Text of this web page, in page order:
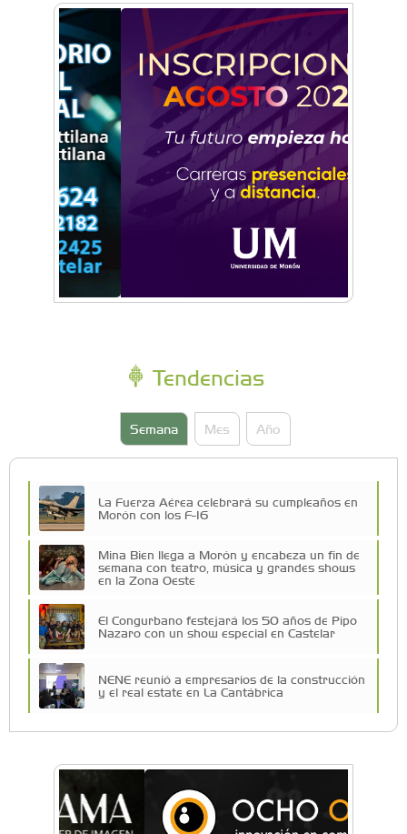
Empresas, emprendedores y cultura se
reunieron en Expo Morón Se Muestra
Empezá a estudiar en agosto: la Universidad
de Morón abrió las inscripciones para el
segundo cuatrimestre
Tendencias
Semana Mes Año
La Fuerza Aérea celebrará su cumpleaños en
Morón con los F-16
Mina Bien llega a Morón y encabeza un fin de
semana con teatro, música y grandes shows
en la Zona Oeste
El Congurbano festejará los 50 años de Pipo
Nazaro con un show especial en Castelar
NENE reunió a empresarios de la construcción
y el real estate en La Cantábrica
Una compañía teatral de Castelar competirá
por el Premio FEBA Cultura